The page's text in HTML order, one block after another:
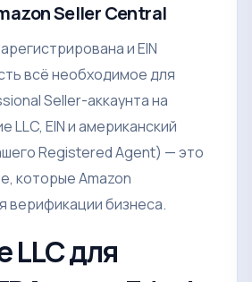
Seller Central
и EIN
всё необходимое для
Seller-аккаунта на
LLC, EIN и американский
Registered Agent) — это
которые Amazon
верификации бизнеса.
LLC для